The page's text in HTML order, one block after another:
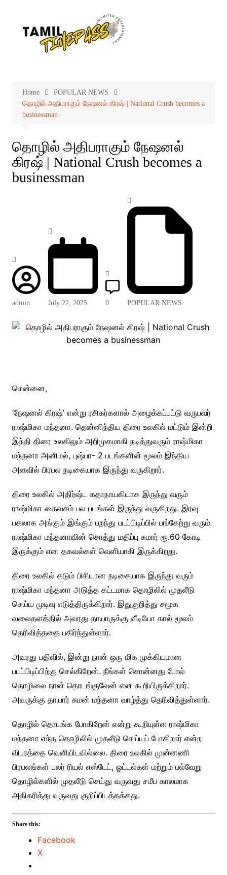
Home
POPULAR NEWS
தொழில் அதிபராகும் நேஷனல் கிரஷ் | National Crush becomes a
businessman
தொழில் அதிபராகும் நேஷனல்
கிரஷ் | National Crush becomes a
businessman
admin July 22, 2025 0 POPULAR NEWS
சென்னை,
‘நேஷனல் கிரஷ்’ என்று ரசிகர்களால் அழைக்கப்பட்டு வருபவர்
ராஷ்மிகா மந்தனா. தென்னிந்திய திரை உலகில் மட்டும் இன்றி
இந்தி திரை உலகிலும் அறிமுகமாகி நடித்துவரும் ராஷ்மிகா
மந்தனா அனிமல், புஷ்பா- 2 படங்களின் மூலம் இந்திய
அளவில் பிரபல நடிகையாக இருந்து வருகிறார்.
திரை உலகில் அதிர்ஷ்ட கதாநாயகியாக இருந்து வரும்
ராஷ்மிகா கைவசம் பல படங்கள் இருந்து வருகிறது. இரவு
பகலாக அங்கும் இங்கும் பறந்து படப்பிடிப்பில் பங்கேற்று வரும்
ராஷ்மிகா மந்தனாவின் சொத்து மதிப்பு சுமார் ரூ.60 கோடி
இருக்கும் என தகவல்கள் வெளியாகி இருக்கிறது.
திரை உலகில் கடும் பிசியான நடிகையாக இருந்து வரும்
ராஷ்மிகா மந்தனா அடுத்த கட்டமாக தொழிலில் முதலீடு
செய்ய முடிவு எடுத்திருக்கிறார். இதுகுறித்து சமூக
வலைதளத்தில் அவரது தாயாருக்கு வீடியோ கால் மூலம்
தெரிவித்ததை பகிர்ந்துள்ளார்.
அவரது பதிவில், இன்று நான் ஒரு மிக முக்கியமான
படப்பிடிப்பிற்கு செல்கிறேன். நீங்கள் சொன்னது போல்
தொழிலை நான் தொடங்குவேன் என கூறியிருக்கிறார்.
அவருக்கு தாயார் சுமன் மந்தனா வாழ்த்து தெரிவித்துள்ளார்.
தொழில் தொடங்க போகிறேன் என்று கூறியுள்ள ராஷ்மிகா
மந்தனா எந்த தொழிலில் முதலீடு செய்யப் போகிறார் என்ற
விபரத்தை வெளியிடவில்லை. திரை உலகில் முன்னணி
பிரபலங்கள் பலர் ரியல் எஸ்டேட், ஓட்டல்கள் மற்றும் பல்வேறு
தொழில்களில் முதலீடு செய்து வருவது சமீப காலமாக
அதிகரித்து வருவது குறிப்பிடத்தக்கது.
Share this:
Facebook
X